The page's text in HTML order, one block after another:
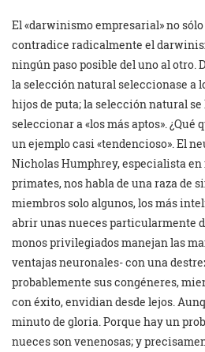
El «darwinismo empresarial» no
contradice radicalmente el
ningún paso posible del uno al otro.
la selección natural seleccionase a
hijos de puta; la selección natural
seleccionar a «los más aptos». ¿Qué
un ejemplo casi «tendencioso». El
Nicholas Humphrey, especialista
primates, nos habla de una raza de
miembros solo algunos, los más
abrir unas nueces particularmente
monos privilegiados manejan las
ventajas neuronales- con una
probablemente sus congéneres,
con éxito, envidian desde lejos.
minuto de gloria. Porque hay un
nueces son venenosas; y